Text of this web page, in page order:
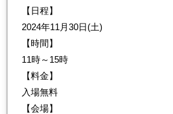
【日程】
2024年11月30日(土)
【時間】
11時～15時
【料金】
入場無料
【会場】